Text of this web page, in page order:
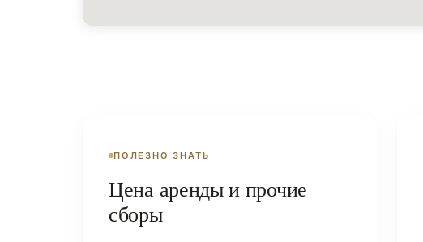
ПОЛЕЗНО ЗНАТЬ
Цена аренды и прочие
сборы